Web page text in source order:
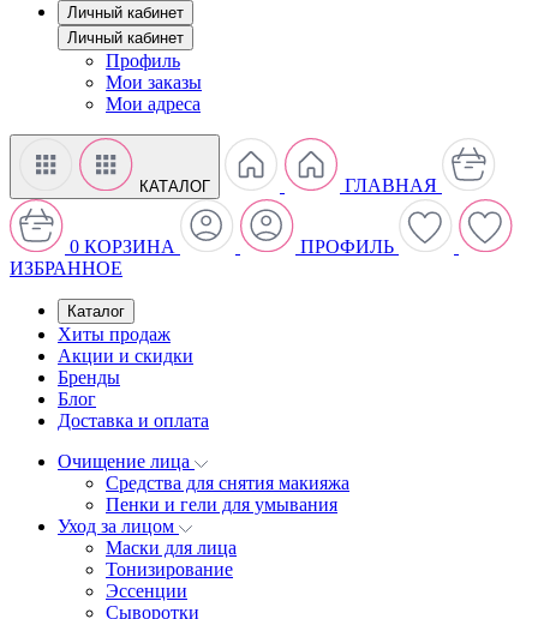
Личный кабинет
Личный кабинет
Профиль
Мои заказы
Мои адреса
КАТАЛОГ ГЛАВНАЯ
0 КОРЗИНА
ПРОФИЛЬ
ИЗБРАННОЕ
Каталог
Хиты продаж
Акции и скидки
Бренды
Блог
Доставка и оплата
Очищение лица
Средства для снятия макияжа
Пенки и гели для умывания
Уход за лицом
Маски для лица
Тонизирование
Эссенции
Сыворотки